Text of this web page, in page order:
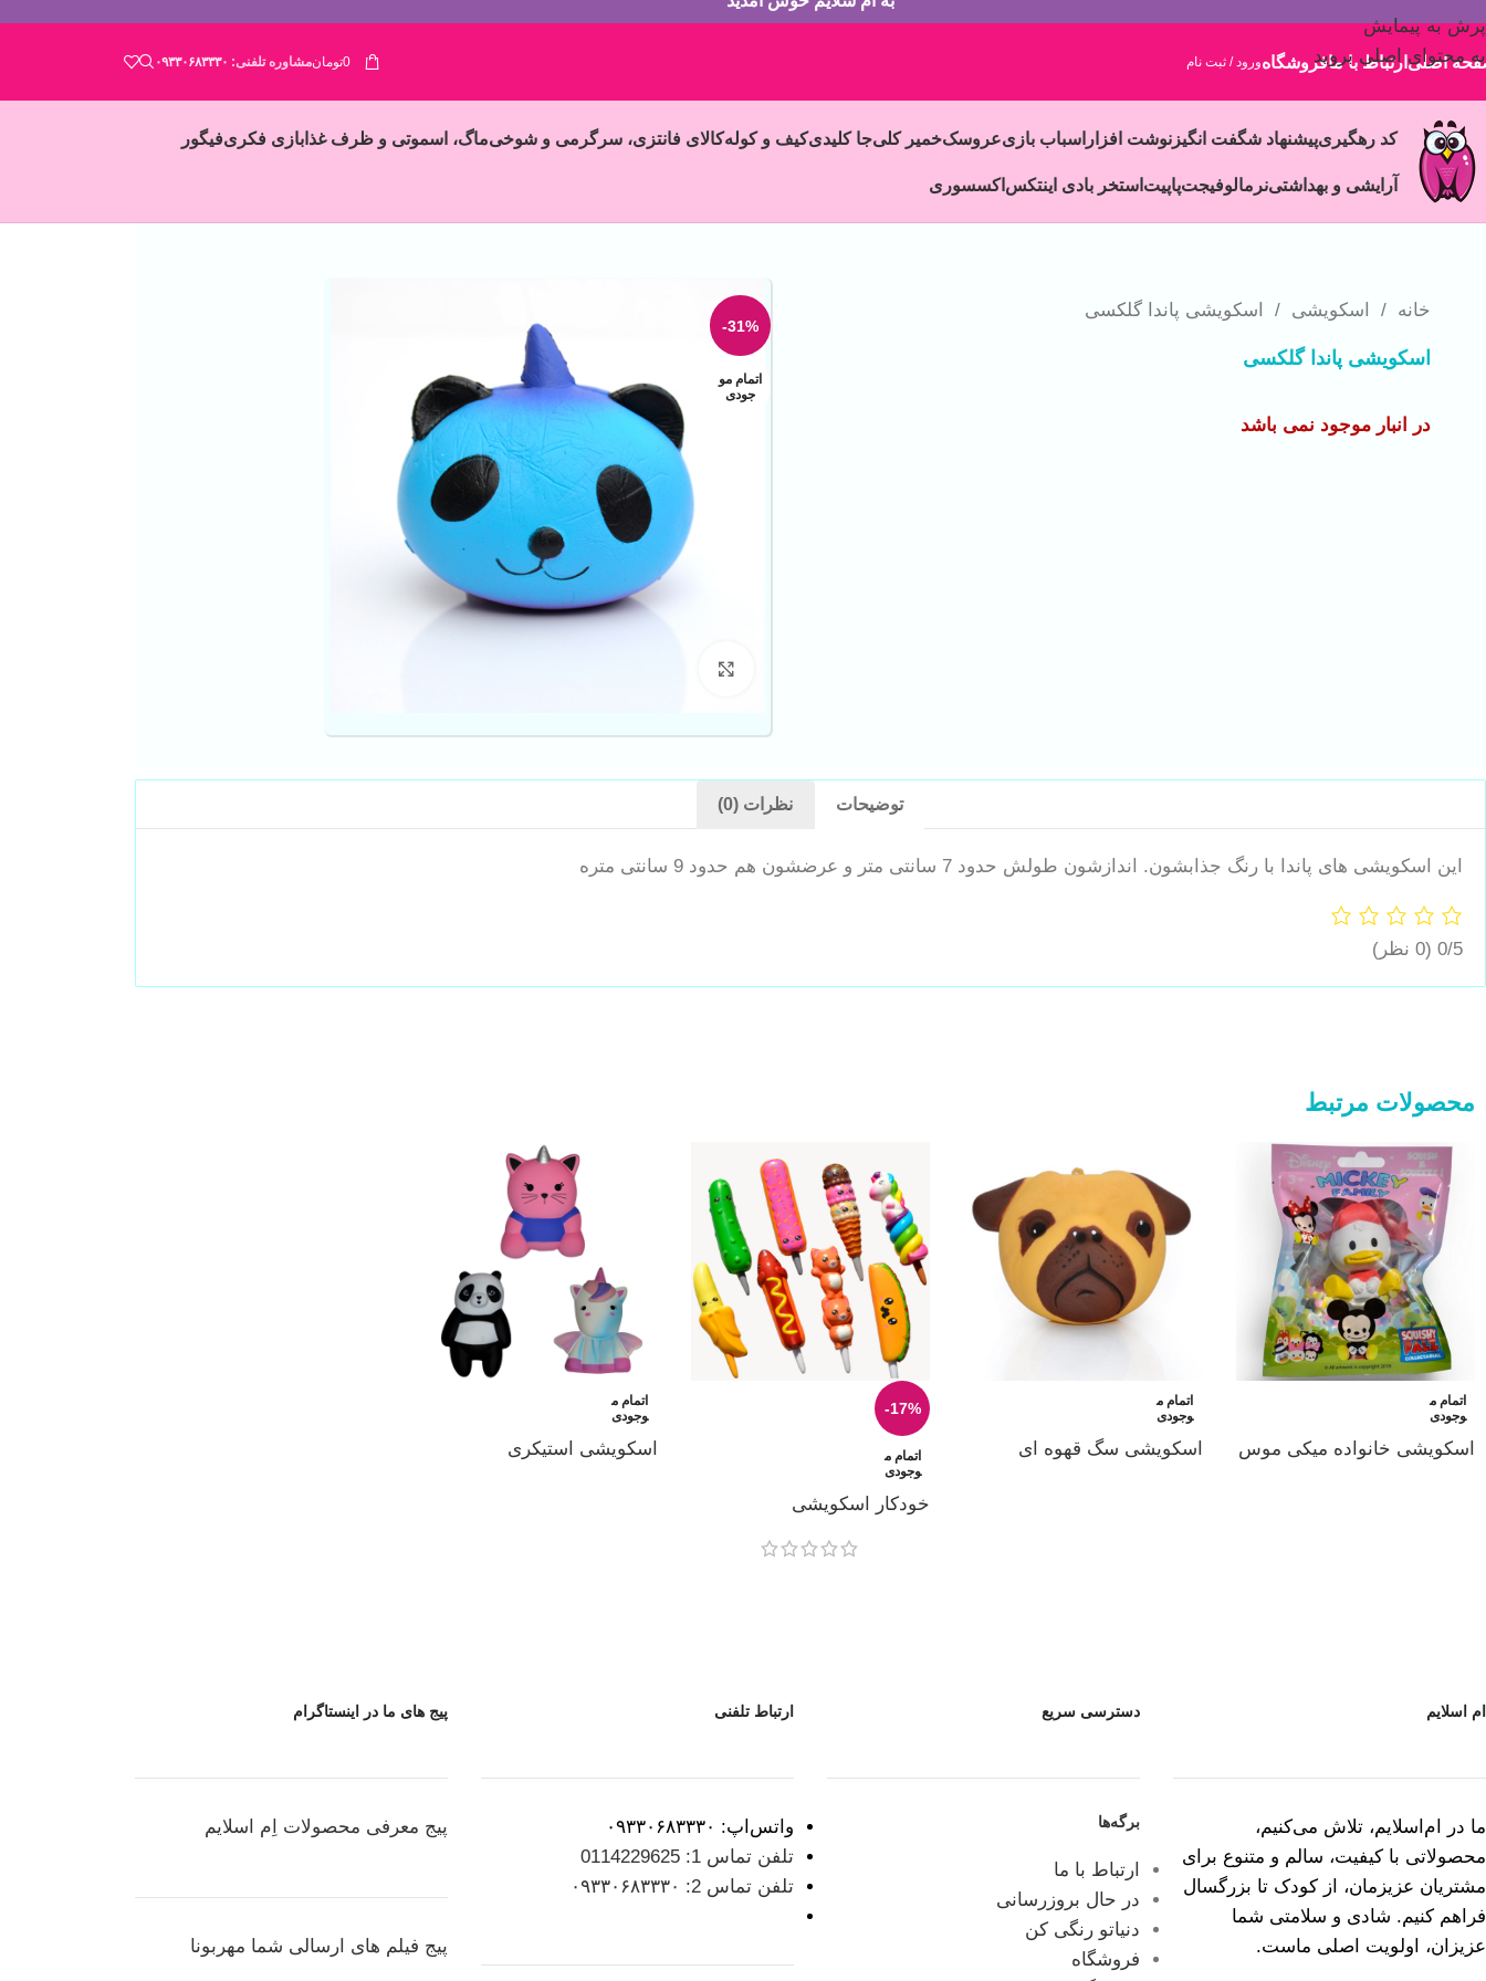
پرش به پیمایش
به محتوای اصلی بروید
اصلی ارتباط با مافروشگاهورود / ثبت نام 0تومانمشاوره تلفنی: ۰۹۳۳۰۶۸۳۳۳۰
کد رهگیریپیشنهاد شگفت انگیز نوشت افزار اسباب بازیعروسکخمیر کلیجا کلیدیکیف و کولهکالای فانتزی، سرگرمی و شوخیماگ، اسموتی و ظرف غذا بازی فکریفیگور
آرایشی و بهداشتینرمالوفیجتپاپیت استخر بادی اینتکس اکسسوری
خانه / اسکویشی / اسکویشی پاندا گلکسی
اسکویشی پاندا گلکسی
در انبار موجود نمی باشد
-31%
اتمام مو
جودی
توضیحات نظرات (0)
این اسکویشی های پاندا با رنگ جذابشون. اندازشون طولش حدود 7 سانتی متر و عرضشون هم حدود 9 سانتی متره
0/5 (0 نظر)
محصولات مرتبط
اتمام م
وجودی
اسکویشی خانواده میکی موس
اتمام م
وجودی
اسکویشی سگ قهوه ای
-17%
اتمام م
وجودی
خودکار اسکویشی
اتمام م
وجودی
اسکویشی استیکری
ام اسلایم
ما در ام‌اسلایم، تلاش می‌کنیم،
محصولاتی با کیفیت، سالم و متنوع برای
مشتریان عزیزمان، از کودک تا بزرگسال
فراهم کنیم. شادی و سلامتی شما
عزیزان، اولویت اصلی ماست.
دسترسی سریع
برگه‌ها
ارتباط با ما
در حال بروزرسانی
دنیاتو رنگی کن
فروشگاه
ارتباط تلفنی
واتس‌اپ: ۰۹۳۳۰۶۸۳۳۳۰
تلفن تماس 1: 0114229625
تلفن تماس 2: ۰۹۳۳۰۶۸۳۳۳۰
پیج های ما در اینستاگرام
پیج معرفی محصولات اِم اسلایم
پیج فیلم های ارسالی شما مهربونا